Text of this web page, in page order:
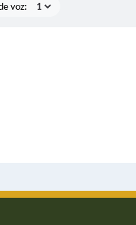
voz: